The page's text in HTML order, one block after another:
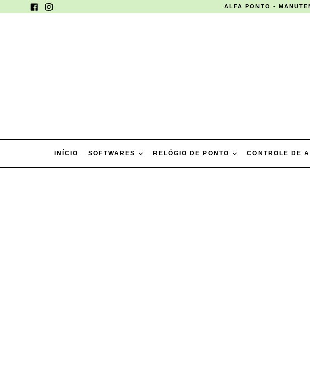
Facebook ALFA PONTO -
INÍCIO SOFTWARES RELÓGIO DE PONTO CONTROLE DE